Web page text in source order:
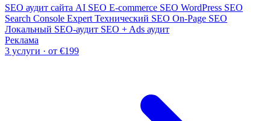
SEO аудит сайта AI SEO E-commerce SEO WordPress SEO
Search Console Expert Технический SEO On-Page SEO
Локальный SEO-аудит SEO + Ads аудит
Реклама
3 услуги · от €199